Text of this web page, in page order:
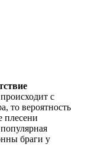
с
то вероятность
плесени
браги у